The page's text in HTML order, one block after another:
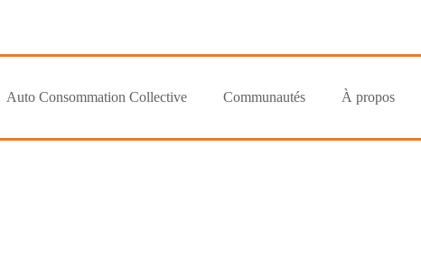
Auto Consommation Collective Communautés À propos